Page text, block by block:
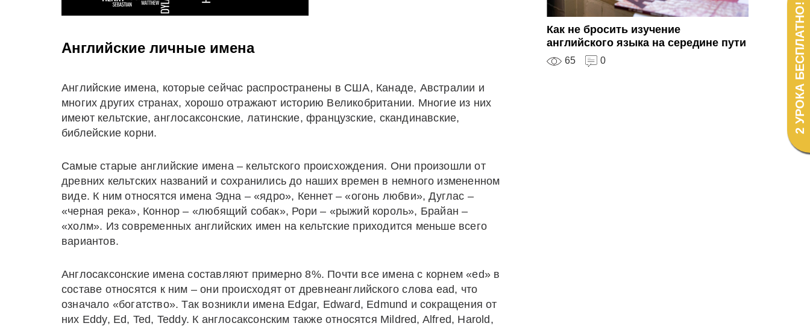
Как не бросить изучение
английского языка на середине пути
65 0
Английские личные имена
Английские имена, которые сейчас распространены в США, Канаде, Австралии и
многих других странах, хорошо отражают историю Великобритании. Многие из них
имеют кельтские, англосаксонские, латинские, французские, скандинавские,
библейские корни.
Самые старые английские имена – кельтского происхождения. Они произошли от
древних кельтских названий и сохранились до наших времен в немного измененном
виде. К ним относятся имена Эдна – «ядро», Кеннет – «огонь любви», Дуглас –
«черная река», Коннор – «любящий собак», Рори – «рыжий король», Брайан –
«холм». Из современных английских имен на кельтские приходится меньше всего
вариантов.
Англосаксонские имена составляют примерно 8%. Почти все имена с корнем «ed» в
составе относятся к ним – они происходят от древнеанглийского слова ead, что
означало «богатство». Так возникли имена Edgar, Edward, Edmund и сокращения от
них Eddy, Ed, Ted, Teddy. К англосаксонским также относятся Mildred, Alfred, Harold,
2 УРОКА БЕСПЛАТНО!